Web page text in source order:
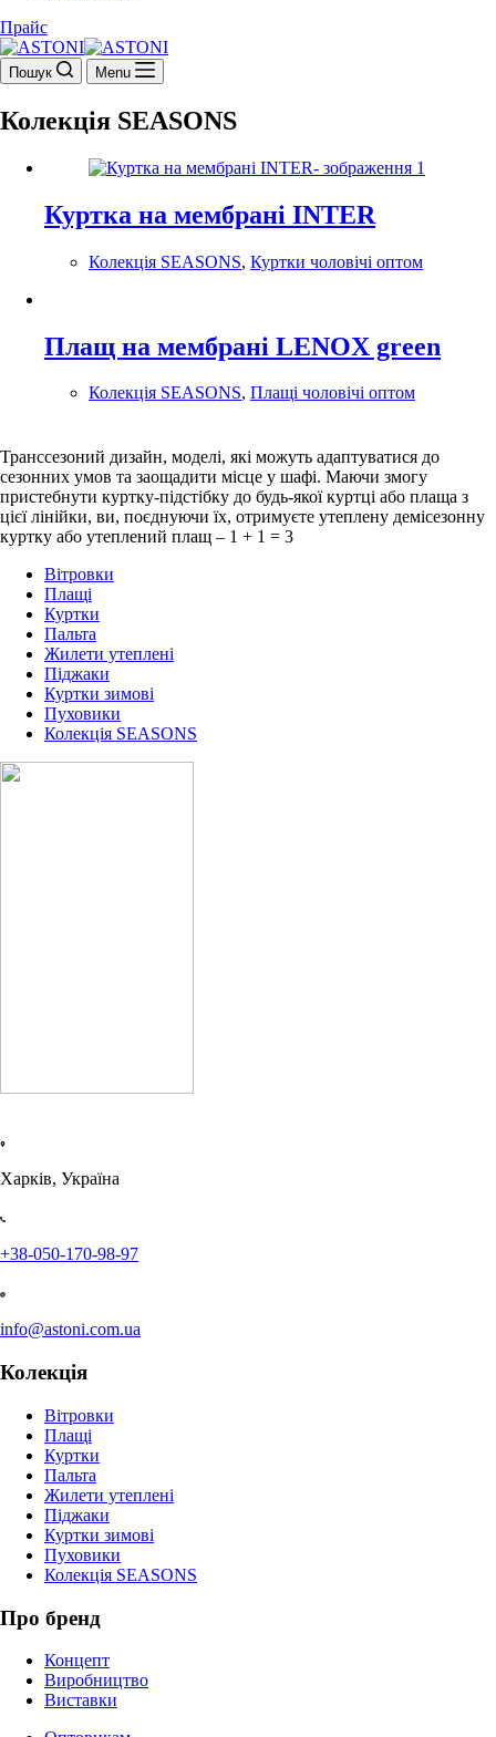
Прайс
Пошук Menu
Колекція SEASONS
Куртка на мембрані INTER
Колекція SEASONS, Куртки чоловічі оптом
Плащ на мембрані LENOX green
Колекція SEASONS, Плащі чоловічі оптом
Транссезоний дизайн, моделі, які можуть адаптуватися до
сезонних умов та заощадити місце у шафі. Маючи змогу
пристебнути куртку-підстібку до будь-якої куртці або плаща з
цієї лінійки, ви, поєднуючи їх, отримуєте утеплену демісезонну
куртку або утеплений плащ – 1 + 1 = 3
Вітровки
Плащі
Куртки
Пальта
Жилети утеплені
Піджаки
Куртки зимові
Пуховики
Колекція SEASONS
Харків, Україна
+38-050-170-98-97
info@astoni.com.ua
Колекція
Вітровки
Плащі
Куртки
Пальта
Жилети утеплені
Піджаки
Куртки зимові
Пуховики
Колекція SEASONS
Про бренд
Концепт
Виробництво
Виставки